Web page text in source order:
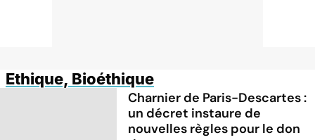
Ethique, Bioéthique
Charnier de Paris-Descartes :
un décret instaure de
nouvelles règles pour le don